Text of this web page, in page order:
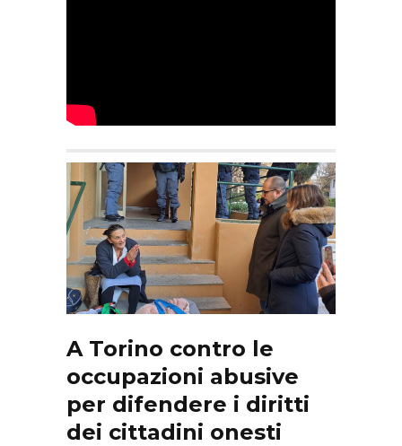
A Torino contro le
occupazioni abusive
per difendere i diritti
dei cittadini onesti